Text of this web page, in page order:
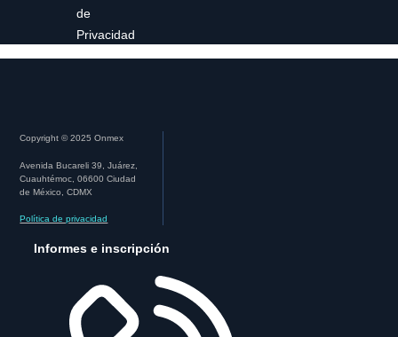
de
Privacidad
Copyright © 2025 Onmex
Avenida Bucareli 39, Juárez,
Cuauhtémoc, 06600 Ciudad
de México, CDMX
Política de privacidad
Informes e inscripción